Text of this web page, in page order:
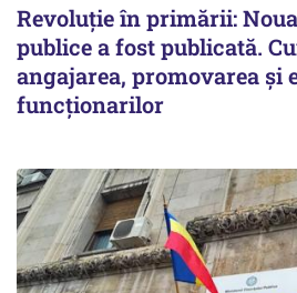
Revoluție în primării:
publice a fost publicată.
angajarea, promovarea și
funcționarilor